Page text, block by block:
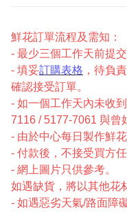
鮮花訂單流程及需知：
- 最少三個工作天前提交
- 填妥訂購表格 ，待負
確認接受訂單。
- 如一個工作天內未收
7116 / 5177-7061 與曾
- 由於中心每日製作鮮
- 付款後，不接受買方
- 網上圖片只供參考。
如遇缺貨，將以其他花
- 如遇惡劣天氣/路面障